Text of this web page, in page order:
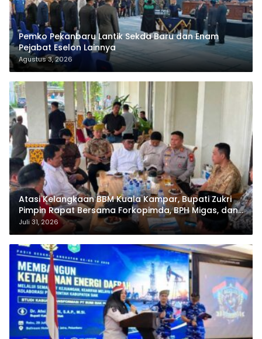
Pemko Pekanbaru Lantik Sekda Baru dan Enam
Pejabat Eselon Lainnya
Agustus 3, 2026
Atasi Kelangkaan BBM Kuala Kampar, Bupati Zukri
Pimpin Rapat Bersama Forkopimda, BPH Migas, dan
Pertamina
Juli 31, 2026